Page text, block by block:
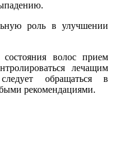
роль в улучшении
волос прием
лечащим
обращаться в
рекомендациями.